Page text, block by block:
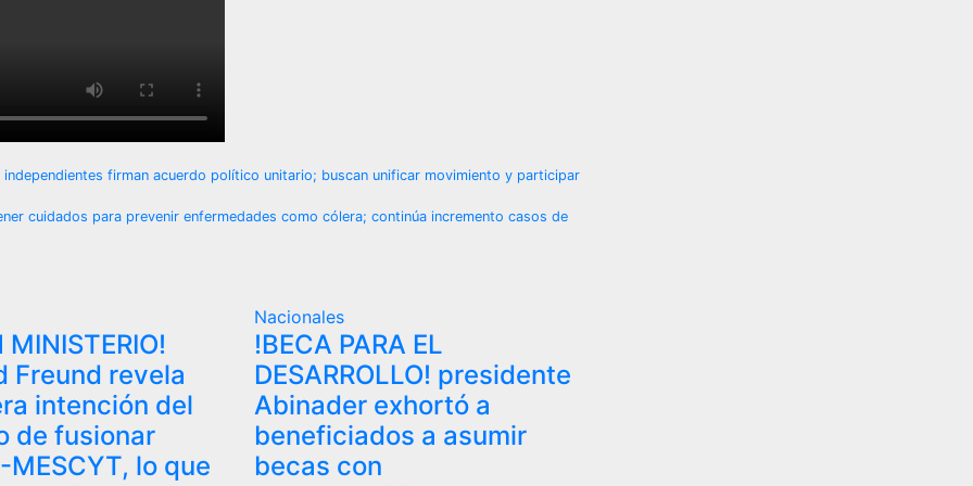
firman acuerdo político unitario; buscan unificar movimiento y participar
cuidados para prevenir enfermedades como cólera; continúa incremento casos de
MINISTERIO!
Freund revela
intención del
de fusionar
MESCYT, lo que
Nacionales
!BECA PARA EL
DESARROLLO! presidente
Abinader exhortó a
beneficiados a asumir
becas con